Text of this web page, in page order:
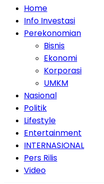
Home
Info Investasi
Perekonomian
Bisnis
Ekonomi
Korporasi
UMKM
Nasional
Politik
Lifestyle
Entertainment
INTERNASIONAL
Pers Rilis
Video